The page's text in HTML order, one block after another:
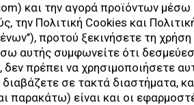
και την αγορά προϊόντων
την Πολιτική Cookies και
προτού ξεκινήσετε τη
αυτής συμφωνείτε ότι
πρέπει να χρησιμοποιήσετε
διαβάζετε σε τακτά διαστήματα,
παρακάτω) είναι και οι